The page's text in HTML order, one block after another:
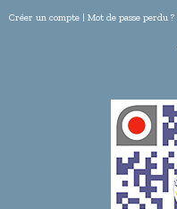
Créer un compte | Mot de passe perdu ?